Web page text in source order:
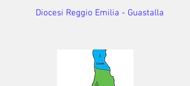
Diocesi Reggio Emilia - Guastalla